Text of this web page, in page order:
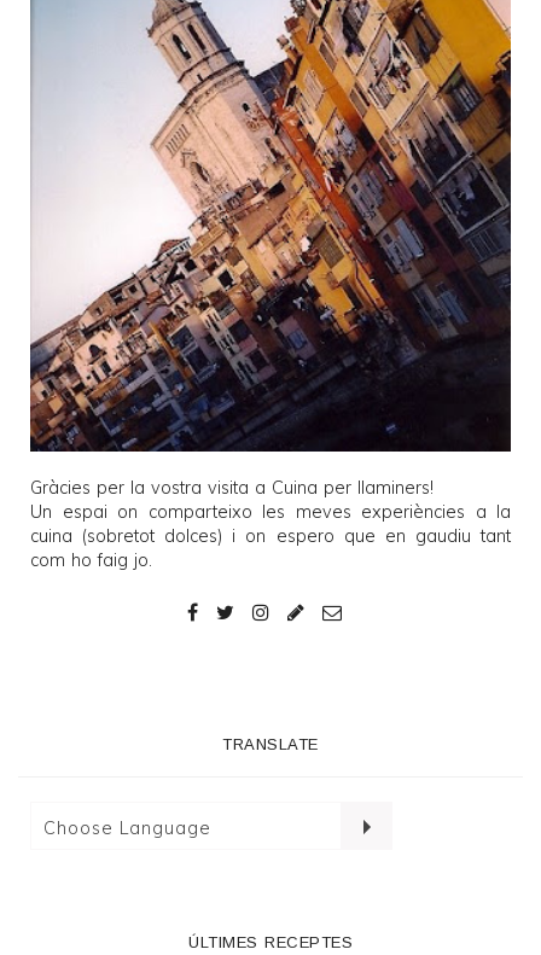
Gràcies per la vostra visita a Cuina per llaminers!
Un espai on comparteixo les meves experiències a la
cuina (sobretot dolces) i on espero que en gaudiu tant
com ho faig jo.
TRANSLATE
ÚLTIMES RECEPTES